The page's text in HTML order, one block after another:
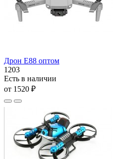
Дрон E88 оптом
1203
Есть в наличии
от 1520 ₽